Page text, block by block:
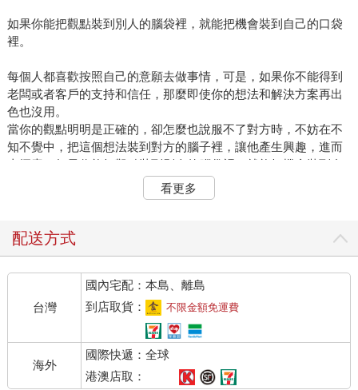
如果你能把觀點裝到別人的腦袋裡，就能把機會裝到自己的口袋
裡。
每個人都喜歡按照自己的意願去做事情，可是，如果你不能得到
老闆或者客戶的支持和信任，那麼即使你的想法和解決方案再出
色也沒用。
當你的觀點明明是正確的，卻怎麼也說服不了對方時，不妨在不
知不覺中，把這個想法裝到對方的腦子裡，讓他產生興趣，進而
去探索。如果你能把觀點裝到別人的腦袋裡，就能把機會裝到自
乎每個週末，他都會去紐約找某家公司的A老闆。威廉說：「雖然
在經歷了幾百次的失敗之後，威廉決定研究如何影響別人的行
為，以及如何讓別人接受他的設計理念。之後，威廉想出了一個
方法。
威廉拿了幾張設計師還沒有完成的圖樣，來到A老闆的辦公室，對
他說：「先生，我這裡有幾張沒有完成的圖樣，請您告訴我，怎
麼才能讓它符合您的要求？」
A老闆仔細的看過圖樣後，緩緩的說：「這樣吧，你先把這幾張圖
看更多
配送方式
台灣
國內宅配：本島、離島
到店取貨：
不限金額免運費
海外
國際快遞：全球
港澳店取：